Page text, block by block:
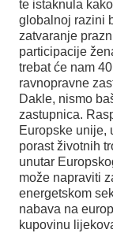
te istaknula
globalnoj razini
zatvaranje
participacije
trebat će nam
ravnopravne
Dakle, nismo
zastupnica.
Europske unije,
porast životnih
unutar
može napraviti
energetskom
nabava na
kupovinu